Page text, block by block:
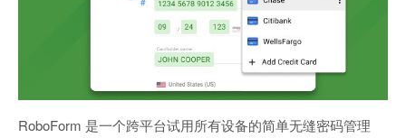
RoboForm 是一个跨平台试用所有设备的简单无缝密码管理